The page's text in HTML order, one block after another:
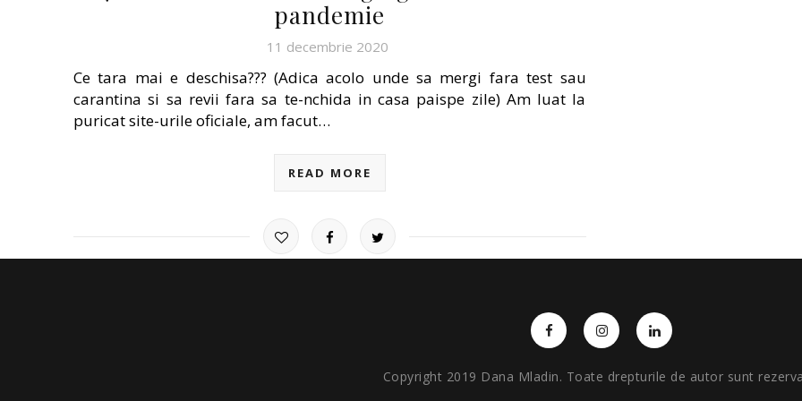
pandemie
11 decembrie 2020
Ce tara mai e deschisa??? (Adica acolo unde sa mergi fara test sau
carantina si sa revii fara sa te-nchida in casa paispe zile) Am luat la
puricat site-urile oficiale, am facut…
READ MORE
Copyright 2019 Dana Mladin. Toate drepturile de autor sunt